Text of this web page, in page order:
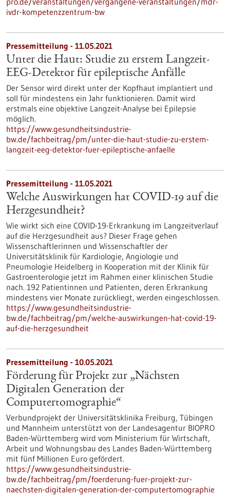
ivdr-kompetenzzentrum-bw
Pressemitteilung - 11.05.2021
Unter die Haut: Studie zu erstem Langzeit-
EEG-Detektor für epileptische Anfälle
Der Sensor wird direkt unter der Kopfhaut implantiert und
soll für mindestens ein Jahr funktionieren. Damit wird
erstmals eine objektive Langzeit-Analyse bei Epilepsie
möglich.
https://www.gesundheitsindustrie-
bw.de/fachbeitrag/pm/unter-die-haut-studie-zu-erstem-
langzeit-eeg-detektor-fuer-epileptische-anfaelle
Pressemitteilung - 11.05.2021
Welche Auswirkungen hat COVID-19 auf die
Herzgesundheit?
Wie wirkt sich eine COVID-19-Erkrankung im Langzeitverlauf
auf die Herzgesundheit aus? Dieser Frage gehen
Wissenschaftlerinnen und Wissenschaftler der
Universitätsklinik für Kardiologie, Angiologie und
Pneumologie Heidelberg in Kooperation mit der Klinik für
Gastroenterologie jetzt im Rahmen einer klinischen Studie
nach. 192 Patientinnen und Patienten, deren Erkrankung
mindestens vier Monate zurückliegt, werden eingeschlossen.
https://www.gesundheitsindustrie-
bw.de/fachbeitrag/pm/welche-auswirkungen-hat-covid-19-
auf-die-herzgesundheit
Pressemitteilung - 10.05.2021
Förderung für Projekt zur „Nächsten
Digitalen Generation der
Computertomographie“
Verbundprojekt der Universitätsklinika Freiburg, Tübingen
und Mannheim unterstützt von der Landesagentur BIOPRO
Baden-Württemberg wird vom Ministerium für Wirtschaft,
Arbeit und Wohnungsbau des Landes Baden-Württemberg
mit fünf Millionen Euro gefördert.
https://www.gesundheitsindustrie-
bw.de/fachbeitrag/pm/foerderung-fuer-projekt-zur-
naechsten-digitalen-generation-der-computertomographie